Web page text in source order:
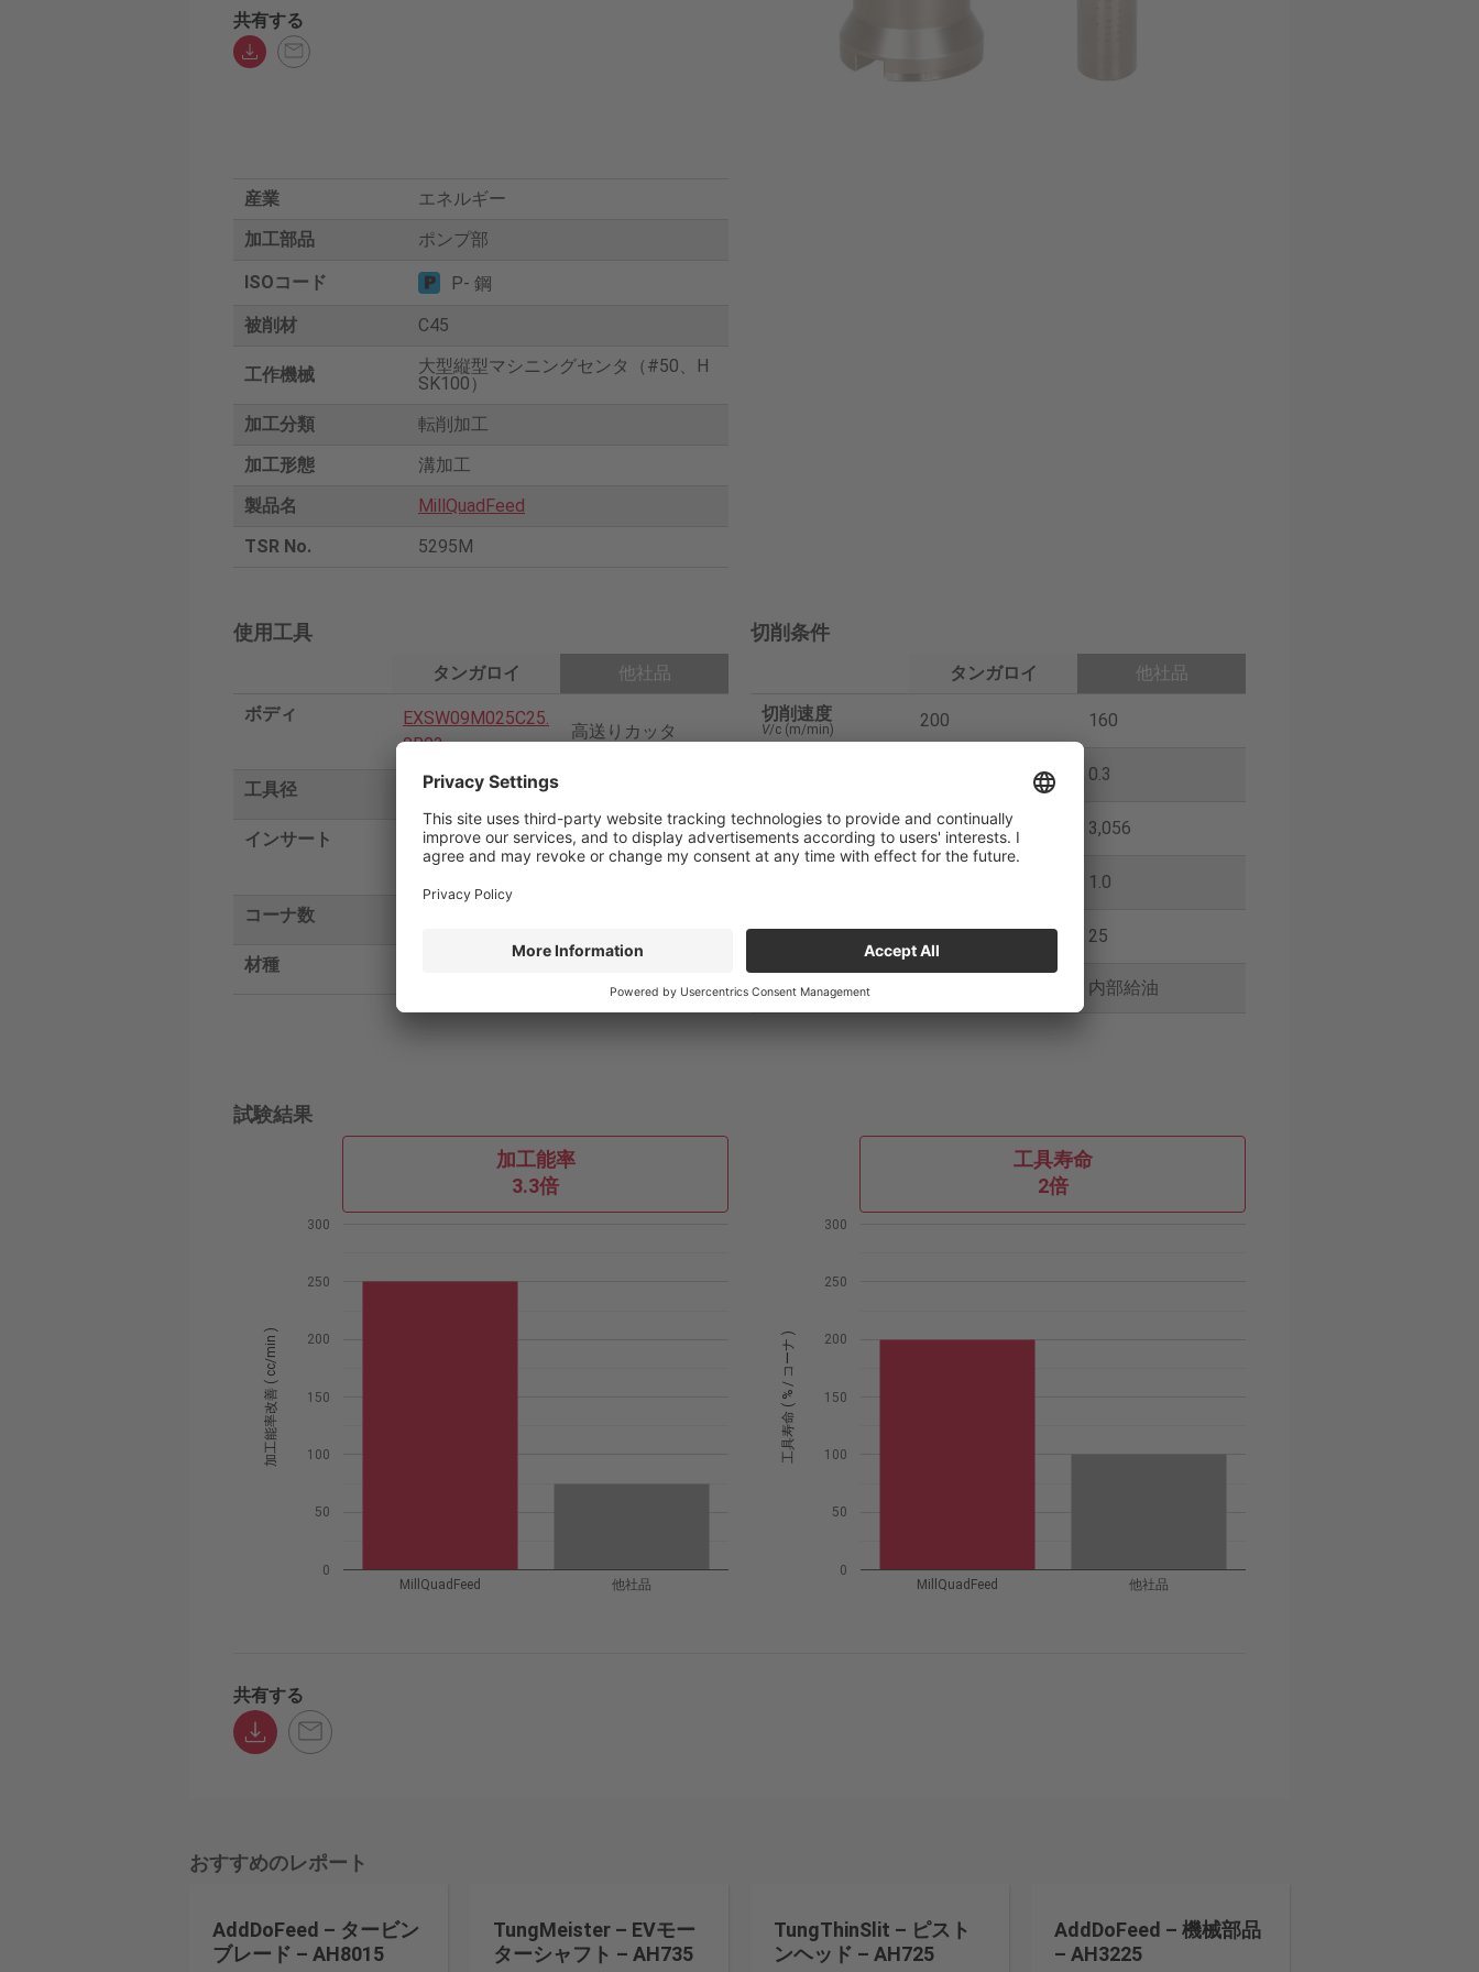
共有する
産業
エネルギー
加工部品
ポンプ部
ISOコード
P- 鋼
被削材
C45
工作機械
大型縦型マシニングセンタ（#50、H
SK100）
加工分類
転削加工
加工形態
溝加工
製品名
MillQuadFeed
TSR No.
5295M
使用工具
タンガロイ
他社品
ボディ
EXSW09M025C25.
0R03
高送りカッタ
工具径
インサート
SWMT0904ZER-
MM
ネガインサート
コーナ数
材種
切削条件
タンガロイ
他社品
切削速度
V/c (m/min) 200 160
0.3
送り速度
Vf (mm/min) 7,639 3,056
1.0
切削幅 25 25
切削油 内部給油
試験結果
加工能率
3.3倍
MillQuadFeed 他社品
0
50
100
150
200
250
300
加工能率改善 ( cc/min )
工具寿命
2倍
MillQuadFeed 他社品
0
50
100
150
200
250
300
工具寿命 ( % / コーナ )
共有する
おすすめのレポート
AddDoFeed – タービン
ブレード – AH8015
TungMeister – EVモー
ターシャフト – AH735
TungThinSlit – ピスト
ンヘッド – AH725
AddDoFeed – 機械部品
– AH3225